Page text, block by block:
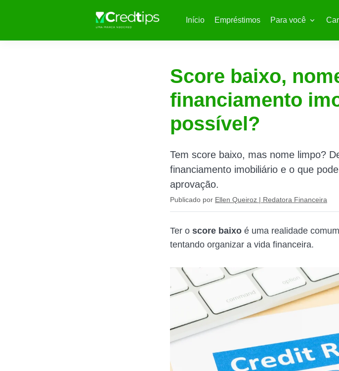
Início Empréstimos Para você
Score baixo,
financiamento
possível?
Tem score baixo, mas nome limpo?
financiamento imobiliário e o que
aprovação.
Publicado por Ellen Queiroz | Redatora Financeira
Ter o score baixo é uma realidade
tentando organizar a vida financeira.